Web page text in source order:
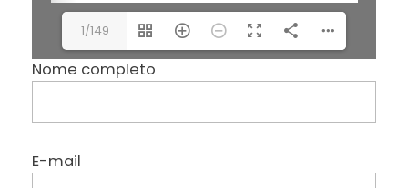
1/149
Nome completo
E-mail